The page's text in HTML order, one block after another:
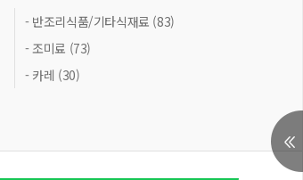
- 반조리식품/기타식재료 (83)
- 조미료 (73)
- 카레 (30)